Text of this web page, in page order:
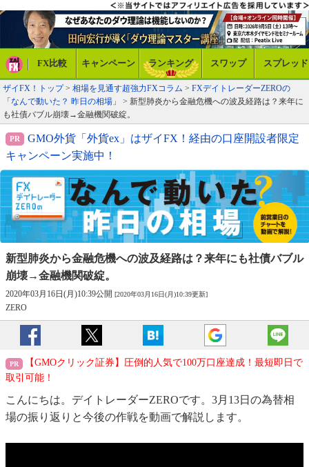
FX比較 キャンペーン ランキング スワップ スプレッド
ザイFX！トップ> 相場を見通す超強力FXコラム > FXデイトレーダーZEROの
「なんで動いた？ 昨日の相場」
> 新型肺炎から金融危機への波及経路は？来年に
も社債バブル崩壊→金融機関破綻。
GMO外貨「外貨ex」はザイFX！経由の口座開設者限定
キャンペーン実施中！
新型肺炎から金融危機への波及経路は？来年にも社債バブル
崩壊→金融機関破綻。
2020年03月16日(月)10:39公開 [2020年03月16日(月)10:39更新]
ZERO
【GMOクリック証券】圧倒的人気で100万口座達成！最短即日で
取引可能！
こんにちは。デイトレーダーZEROです。3月13日の為替相
場の振り返りと今後の作戦を動画で解説します。